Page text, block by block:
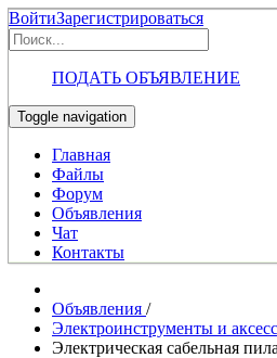
ВойтиЗарегистрироваться
ПОДАТЬ ОБЪЯВЛЕНИЕ
Toggle navigation
Главная
Файлы
Форум
Объявления
Чат
Контакты
Объявления /
Электроинструменты и
Электрическая сабельная